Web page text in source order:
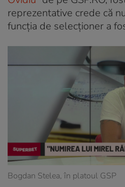
reprezentative crede că
funcția de selecționer a
Bogdan Stelea, în platoul GSP